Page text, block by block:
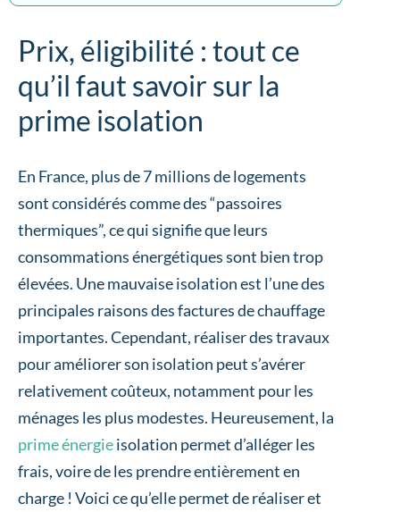
Prix, éligibilité : tout ce
qu’il faut savoir sur la
prime isolation
En France, plus de 7 millions de logements
sont considérés comme des “passoires
thermiques”, ce qui signifie que leurs
consommations énergétiques sont bien trop
élevées. Une mauvaise isolation est l’une des
principales raisons des factures de chauffage
importantes. Cependant, réaliser des travaux
pour améliorer son isolation peut s’avérer
relativement coûteux, notamment pour les
ménages les plus modestes. Heureusement, la
prime énergieisolation permet d’alléger les
frais, voire de les prendre entièrement en
charge ! Voici ce qu’elle permet de réaliser et